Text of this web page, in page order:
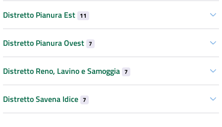
Distretto Pianura Est 11
Distretto Pianura Ovest 7
Distretto Reno, Lavino e Samoggia 7
Distretto Savena Idice 7